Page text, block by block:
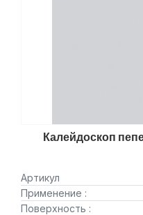
Калейдоскоп
Артикул
Применение :
Поверхность :